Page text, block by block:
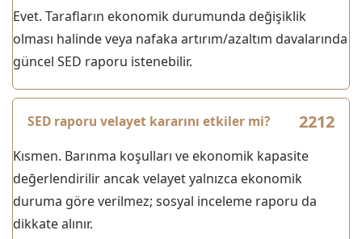
Evet. Tarafların ekonomik durumunda değişiklik
olması halinde veya nafaka artırım/azaltım davalarında
güncel SED raporu istenebilir.
SED raporu velayet kararını etkiler mi?
Kısmen. Barınma koşulları ve ekonomik kapasite
değerlendirilir ancak velayet yalnızca ekonomik
duruma göre verilmez; sosyal inceleme raporu da
dikkate alınır.